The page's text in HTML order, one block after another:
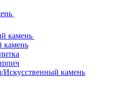
камень
камень
камень